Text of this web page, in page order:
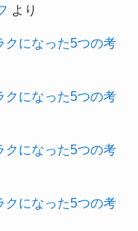
より
クになった5つの考
クになった5つの考
クになった5つの考
クになった5つの考